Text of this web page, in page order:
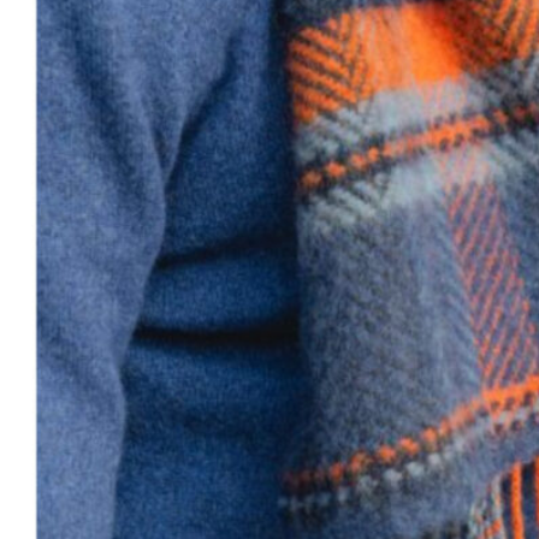
68 DKK Tilføj til kurv
Se kurv
Kasse